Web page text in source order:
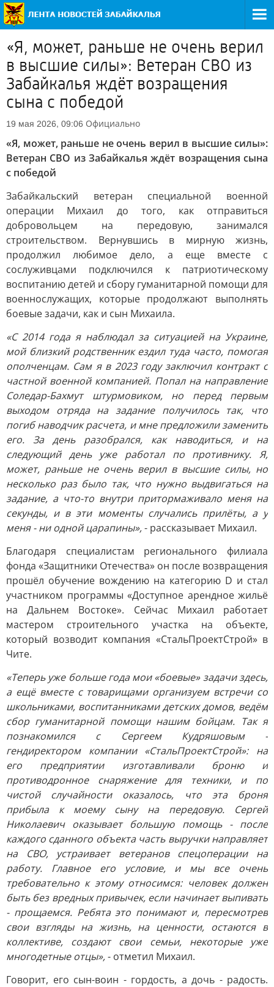
«Я, может, раньше не очень верил
в высшие силы»: Ветеран СВО из
Забайкалья ждёт возращения
сына с победой
19 мая 2026, 09:06 Официально
«Я, может, раньше не очень верил в высшие силы»:
Ветеран СВО из Забайкалья ждёт возращения сына
с победой
Забайкальский ветеран специальной военной
операции Михаил до того, как отправиться
добровольцем на передовую, занимался
строительством. Вернувшись в мирную жизнь,
продолжил любимое дело, а еще вместе с
сослуживцами подключился к патриотическому
воспитанию детей и сбору гуманитарной помощи для
военнослужащих, которые продолжают выполнять
боевые задачи, как и сын Михаила.
«С 2014 года я наблюдал за ситуацией на Украине,
мой близкий родственник ездил туда часто, помогая
ополченцам. Сам я в 2023 году заключил контракт с
частной военной компанией. Попал на направление
Соледар-Бахмут штурмовиком, но перед первым
выходом отряда на задание получилось так, что
погиб наводчик расчета, и мне предложили заменить
его. За день разобрался, как наводиться, и на
следующий день уже работал по противнику. Я,
может, раньше не очень верил в высшие силы, но
несколько раз было так, что нужно выдвигаться на
задание, а что-то внутри притормаживало меня на
секунды, и в эти моменты случались прилёты, а у
меня - ни одной царапины»,- рассказывает Михаил.
Благодаря специалистам регионального филиала
фонда «Защитники Отечества» он после возвращения
прошёл обучение вождению на категорию D и стал
участником программы «Доступное арендное жильё
на Дальнем Востоке». Сейчас Михаил работает
мастером строительного участка на объекте,
который возводит компания «СтальПроектСтрой» в
Чите.
«Теперь уже больше года мои «боевые» задачи здесь,
а ещё вместе с товарищами организуем встречи со
школьниками, воспитанниками детских домов, ведём
сбор гуманитарной помощи нашим бойцам. Так я
познакомился с Сергеем Кудряшовым -
гендиректором компании «СтальПроектСтрой»: на
его предприятии изготавливали броню и
противодронное снаряжение для техники, и по
чистой случайности оказалось, что эта броня
прибыла к моему сыну на передовую. Сергей
Николаевич оказывает большую помощь - после
каждого сданного объекта часть выручки направляет
на СВО, устраивает ветеранов спецоперации на
работу. Главное его условие, и мы все очень
требовательно к этому относимся: человек должен
быть без вредных привычек, если начинает выпивать
- прощаемся. Ребята это понимают и, пересмотрев
свои взгляды на жизнь, на ценности, остаются в
коллективе, создают свои семьи, некоторые уже
многодетные отцы»,- отметил Михаил.
Говорит, его сын-воин - гордость, а дочь - радость.